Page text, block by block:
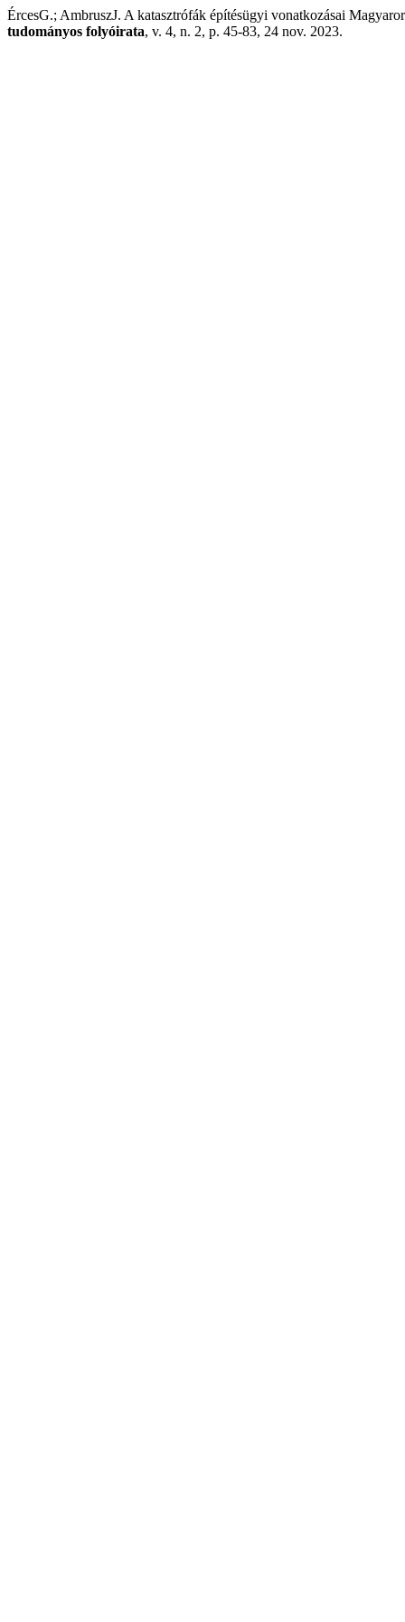
ÉrcesG.; AmbruszJ. A katasztrófák építésügyi vonatkozásai
tudományos folyóirata, v. 4, n. 2, p. 45-83, 24 nov. 2023.